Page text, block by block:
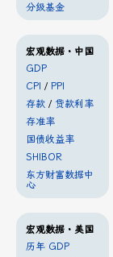
分级基金
宏观数据・中国
GDP
CPI / PPI
存款 / 贷款利率
存准率
国债收益率
SHIBOR
东方财富数据中
心
宏观数据・美国
历年 GDP